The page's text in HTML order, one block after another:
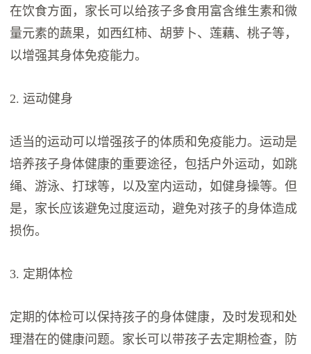
在饮食方面，家长可以给孩子多食用富含维生素和微
量元素的蔬果，如西红柿、胡萝卜、莲藕、桃子等，
以增强其身体免疫能力。
2. 运动健身
适当的运动可以增强孩子的体质和免疫能力。运动是
培养孩子身体健康的重要途径，包括户外运动，如跳
绳、游泳、打球等，以及室内运动，如健身操等。但
是，家长应该避免过度运动，避免对孩子的身体造成
损伤。
3. 定期体检
定期的体检可以保持孩子的身体健康，及时发现和处
理潜在的健康问题。家长可以带孩子去定期检查，防